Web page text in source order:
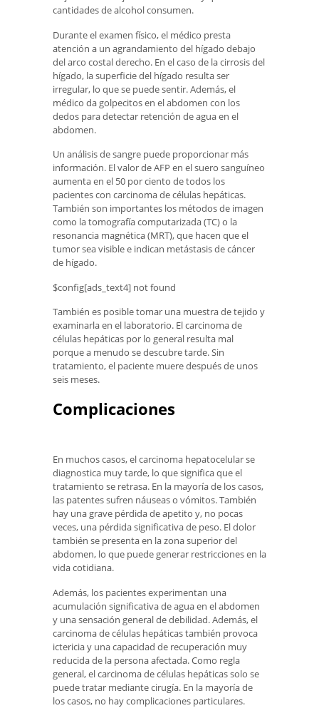
cantidades de alcohol consumen.
Durante el examen físico, el médico presta
atención a un agrandamiento del hígado debajo
del arco costal derecho. En el caso de la cirrosis del
hígado, la superficie del hígado resulta ser
irregular, lo que se puede sentir. Además, el
médico da golpecitos en el abdomen con los
dedos para detectar retención de agua en el
abdomen.
Un análisis de sangre puede proporcionar más
información. El valor de AFP en el suero sanguíneo
aumenta en el 50 por ciento de todos los
pacientes con carcinoma de células hepáticas.
También son importantes los métodos de imagen
como la tomografía computarizada (TC) o la
resonancia magnética (MRT), que hacen que el
tumor sea visible e indican metástasis de cáncer
de hígado.
$config[ads_text4] not found
También es posible tomar una muestra de tejido y
examinarla en el laboratorio. El carcinoma de
células hepáticas por lo general resulta mal
porque a menudo se descubre tarde. Sin
tratamiento, el paciente muere después de unos
seis meses.
Complicaciones
En muchos casos, el carcinoma hepatocelular se
diagnostica muy tarde, lo que significa que el
tratamiento se retrasa. En la mayoría de los casos,
las patentes sufren náuseas o vómitos. También
hay una grave pérdida de apetito y, no pocas
veces, una pérdida significativa de peso. El dolor
también se presenta en la zona superior del
abdomen, lo que puede generar restricciones en la
vida cotidiana.
Además, los pacientes experimentan una
acumulación significativa de agua en el abdomen
y una sensación general de debilidad. Además, el
carcinoma de células hepáticas también provoca
ictericia y una capacidad de recuperación muy
reducida de la persona afectada. Como regla
general, el carcinoma de células hepáticas solo se
puede tratar mediante cirugía. En la mayoría de
los casos, no hay complicaciones particulares.